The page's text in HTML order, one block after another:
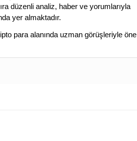
düzenli analiz, haber ve yorumlarıyla
yer almaktadır.
para alanında uzman görüşleriyle öne